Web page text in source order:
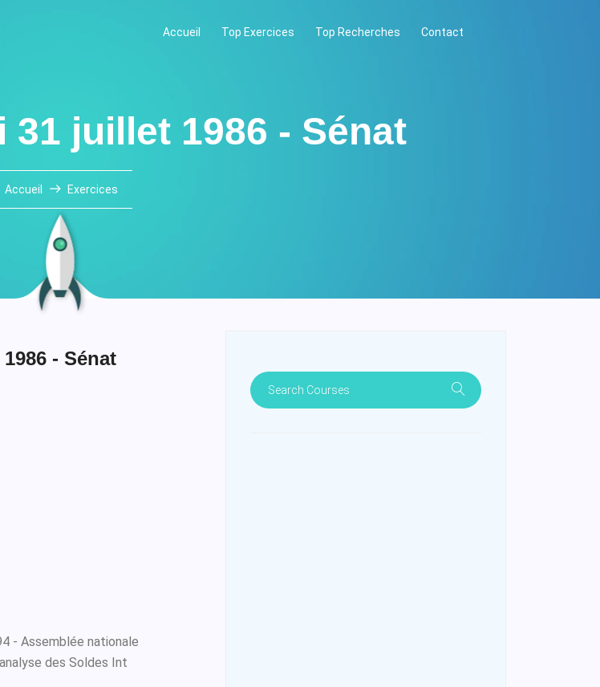
Accueil Top Exercices Top Recherches Contact
31 juillet 1986 - Sénat
Accueil Exercices
- Sénat
- Assemblée nationale
des Soldes Int